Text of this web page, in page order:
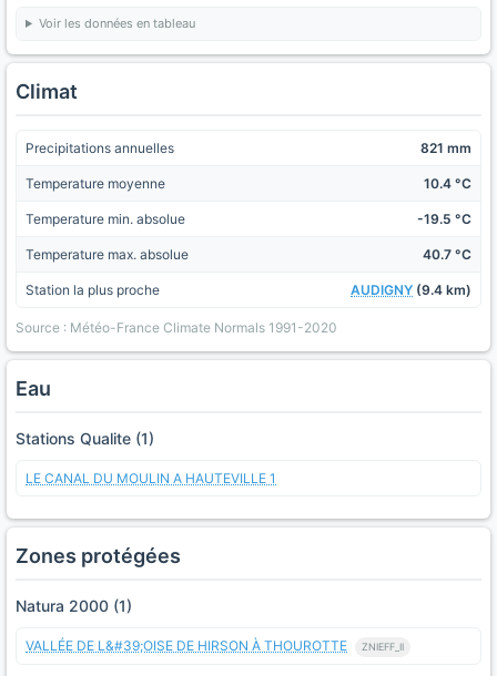
Voir les données en tableau
Climat
Precipitations annuelles 821 mm
Temperature moyenne 10.4 °C
Temperature min. absolue -19.5 °C
Temperature max. absolue 40.7 °C
Station la plus proche AUDIGNY (9.4 km)
Source : Météo-France Climate Normals 1991-2020
Eau
Stations Qualite (1)
LE CANAL DU MOULIN A HAUTEVILLE 1
Zones protégées
Natura 2000 (1)
VALLÉE DE L&#39;OISE DE HIRSON À THOUROTTE ZNIEFF_II